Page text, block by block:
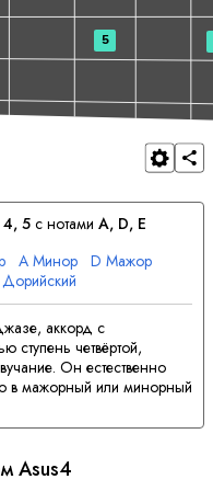
5
4, 5с нотами A, D, E
A Минор D Мажор
Дорийский
аккорд с
ступень четвёртой,
Он естественно
в мажорный или минорный
Asus4